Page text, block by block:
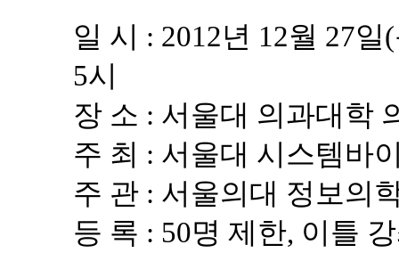
일 시
: 2012년 12월 27일(
5시
장 소 : 서울대 의과대학
주 최 : 서울대 시스템바
주 관 : 서울의대 정보의
등 록 : 50명 제한, 이틀